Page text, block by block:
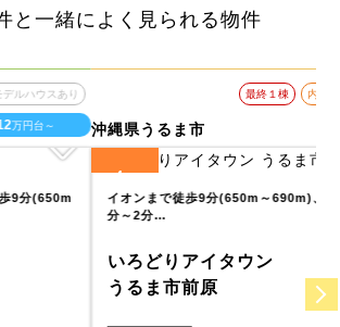
と一緒によく見られる物件
最終１棟 モデルハウスあり
月々お支払い
(650m～690m)、ドラックストアモリまで徒歩1